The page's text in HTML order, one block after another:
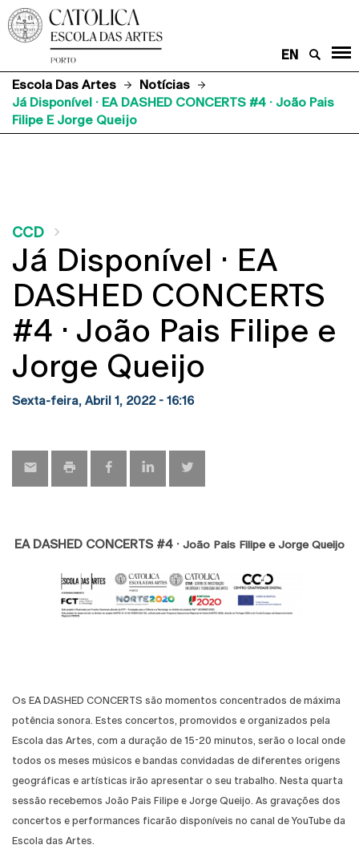
EN
Escola Das Artes
Notícias
Já Disponível · EA DASHED CONCERTS #4 · João Pais
Filipe E Jorge Queijo
CCD
Já Disponível · EA
DASHED CONCERTS
#4 · João Pais Filipe e
Jorge Queijo
Sexta-feira, Abril 1, 2022 - 16:16
EA DASHED CONCERTS #4 · João Pais Filipe e Jorge Queijo
Os EA DASHED CONCERTS são momentos concentrados de máxima
potência sonora. Estes concertos, promovidos e organizados pela
Escola das Artes, com a duração de 15-20 minutos, serão o local onde
todos os meses músicos e bandas convidadas de diferentes origens
geográficas e artísticas irão apresentar o seu trabalho. Nesta quarta
sessão recebemos João Pais Filipe e Jorge Queijo. As gravações dos
concertos e performances ficarão disponíveis no canal de YouTube da
Escola das Artes.